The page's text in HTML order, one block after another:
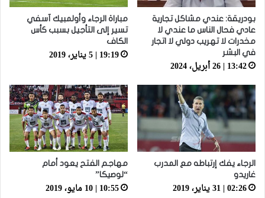
بودريقة: عندي مشاكل تجارية
عادي فحال الناس ما عندي لا
مخدرات لا تهريب دولي لا اتجار
في البشر
13:42 | 26 أبريل، 2024
مباراة الرجاء وأولمبيك آسفي
تسير إلى التأجيل بسبب كأس
الكاف
19:19 | 5 يناير، 2019
الرجاء يفك إرتباطه مع المدرب
غاريدو
02:26 | 31 يناير، 2019
مهاجم الفتح يعود أمام
“لوصيكا”
10:55 | 10 مايو، 2019